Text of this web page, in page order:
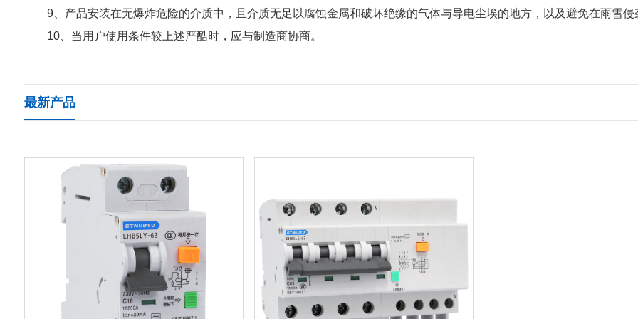
9、产品安装在无爆炸危险的介质中，且介质无足以腐蚀金属和破坏绝缘的气体与导电尘埃的地方，以及避免在雨雪侵
10、当用户使用条件较上述严酷时，应与制造商协商。
最新产品